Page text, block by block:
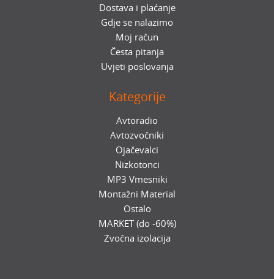
Dostava i plaćanje
Gdje se nalazimo
Moj račun
Česta pitanja
Uvjeti poslovanja
Kategorije
Avtoradio
Avtozvočniki
Ojačevalci
Nizkotonci
MP3 Vmesniki
Montažni Material
Ostalo
MARKET (do -60%)
Zvočna izolacija